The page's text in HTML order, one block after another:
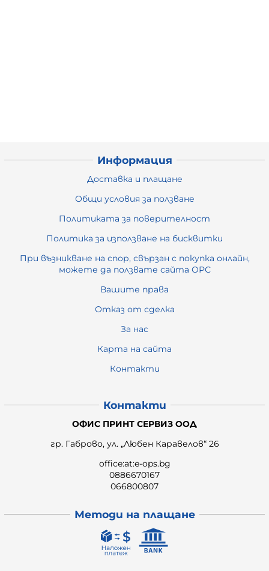
Информация
Доставка и плащане
Общи условия за ползване
Политиката за поверителност
Политика за използване на бисквитки
При възникване на спор, свързан с покупка онлайн,
можете да ползвате сайта ОРС
Вашите права
Отказ от сделка
За нас
Карта на сайта
Контакти
Контакти
ОФИС ПРИНТ СЕРВИЗ ООД
гр. Габрово, ул. „Любен Каравелов“ 26
office:at:e-ops.bg
0886670167
066800807
Методи на плащане